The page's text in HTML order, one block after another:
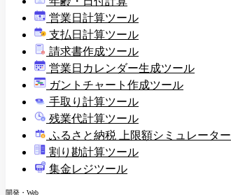
営業日計算ツール
¥ 支払日計算ツール
印
請求書作成ツール
営業日カレンダー生成ツール
ガントチャート作成ツール
手取り計算ツール
残業代計算ツール
ふるさと納税 上限額シミュレーター
割り勘計算ツール
集金レジツール
開発・Web